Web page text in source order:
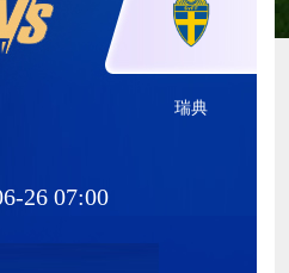
瑞典
26 07:00